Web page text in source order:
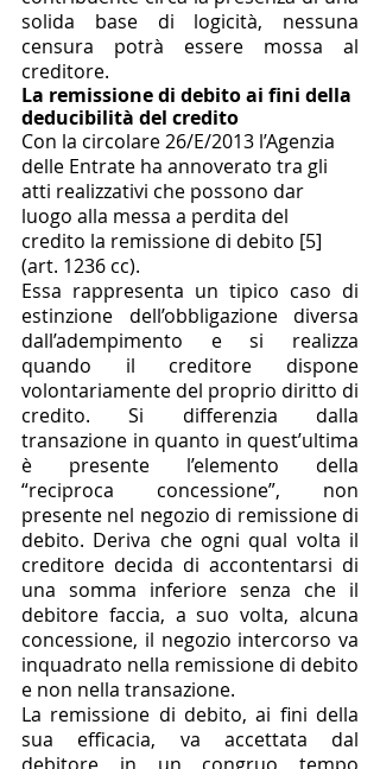
solida base di logicità, nessuna
censura potrà essere mossa al
creditore.
La remissione di debito ai fini della
deducibilità del credito
Con la circolare 26/E/2013 l’Agenzia
delle Entrate ha annoverato tra gli
atti realizzativi che possono dar
luogo alla messa a perdita del
credito la remissione di debito [5]
(art. 1236 cc).
Essa rappresenta un tipico caso di
estinzione dell’obbligazione diversa
dall’adempimento e si realizza
quando il creditore dispone
volontariamente del proprio diritto di
credito. Si differenzia dalla
transazione in quanto in quest’ultima
è presente l’elemento della
“reciproca concessione”, non
presente nel negozio di remissione di
debito. Deriva che ogni qual volta il
creditore decida di accontentarsi di
una somma inferiore senza che il
debitore faccia, a suo volta, alcuna
concessione, il negozio intercorso va
inquadrato nella remissione di debito
e non nella transazione.
La remissione di debito, ai fini della
sua efficacia, va accettata dal